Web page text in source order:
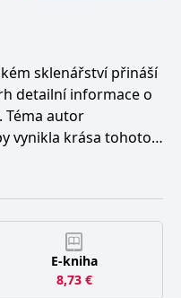
sklenářství přináší
detailní informace o
autor
vynikla krása tohoto
stránka.
na řemeslné
a na
vitrají. Knihu jistě
řemesla i
E-kniha
8,73 €